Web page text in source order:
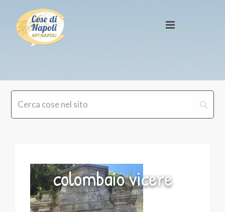
colombaio vicere